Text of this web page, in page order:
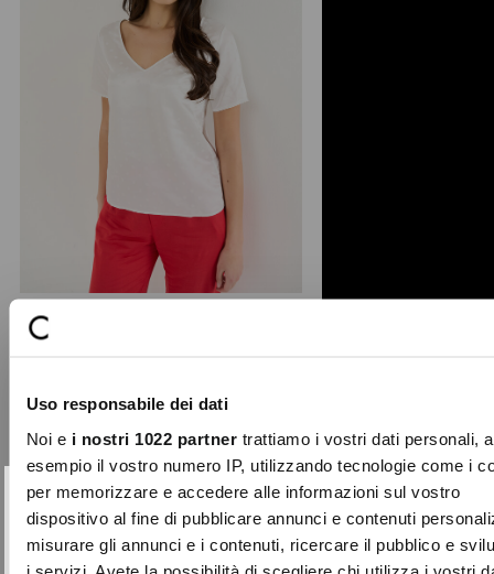
Uso responsabile dei dati
Noi e i nostri 1022 partnertrattiamo i vostri dati personali,
esempio il vostro numero IP, utilizzando tecnologie come i
per memorizzare e accedere alle informazioni sul vostro
dispositivo al fine di pubblicare annunci e contenuti
misurare gli annunci e i contenuti, ricercare il pubblico e
i servizi. Avete la possibilità di scegliere chi utilizza i vostri
this silk and viscose blend blouse
features the refine ...
reduced
from
€109.00to €32.70
-50%
Close
SUBSCRIBE TO OUR
NEWSLETTER